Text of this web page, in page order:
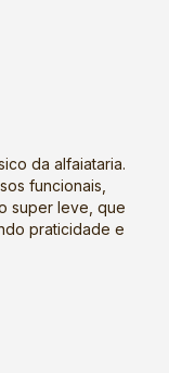
da alfaiataria.
funcionais,
super leve, que
praticidade e